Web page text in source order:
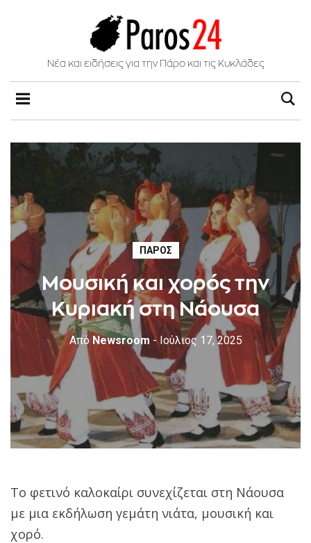
Νέα και ειδήσεις για την Πάρο και τις Κυκλάδες
ΠΆΡΟΣ
Μουσική και χορός την
Κυριακή στη Νάουσα
Από Newsroom - Ιούλιος 17, 2025
Το φετινό καλοκαίρι συνεχίζεται στη Νάουσα
με μια εκδήλωση γεμάτη νιάτα, μουσική και
χορό.